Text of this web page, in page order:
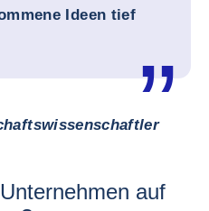
Ideen tief
auf